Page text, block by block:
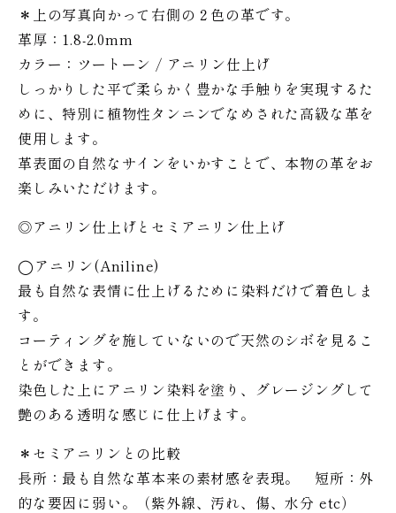
＊上の写真向かって右側の２色の革です。
革厚：1.8-2.0mm
カラー：ツートーン / アニリン仕上げ
しっかりした平で柔らかく豊かな手触りを実現するた
めに、特別に植物性タンニンでなめされた高級な革を
使用します。
革表面の自然なサインをいかすことで、本物の革をお
楽しみいただけます。
◎アニリン仕上げとセミアニリン仕上げ
◯アニリン(Aniline)
最も自然な表情に仕上げるために染料だけで着色しま
す。
コーティングを施していないので天然のシボを見るこ
とができます。
染色した上にアニリン染料を塗り、グレージングして
艶のある透明な感じに仕上げます。
＊セミアニリンとの比較
長所：最も自然な革本来の素材感を表現。 短所：外
的な要因に弱い。（紫外線、汚れ、傷、水分 etc）